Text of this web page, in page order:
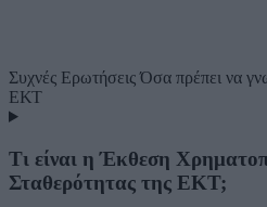
Συχνές ΕρωτήσειςΌσα πρέπει να
ΕΚΤ
Τι είναι η Έκθεση
Σταθερότητας της ΕΚΤ;